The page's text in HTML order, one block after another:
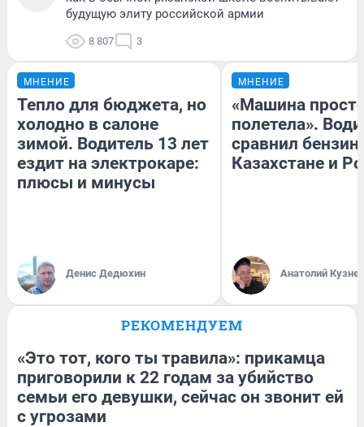
будущую элиту российской армии
8 807 3
МНЕНИЕ
Тепло для бюджета, но
холодно в салоне
зимой. Водитель 13 лет
ездит на электрокаре:
плюсы и минусы
Денис Дедюхин
МНЕНИЕ
«Машина
полетела».
сравнил бензин
Казахстане и
Анатолий
РЕКОМЕНДУЕМ
«Это тот, кого ты травила»: прикамца
приговорили к 22 годам за убийство
семьи его девушки, сейчас он звонит ей
с угрозами